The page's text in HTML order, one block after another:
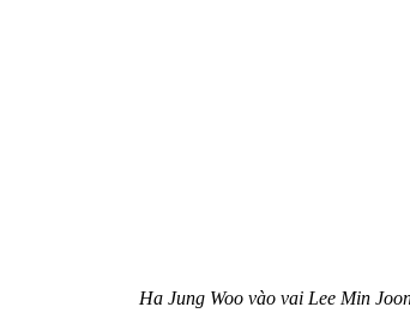
Ha Jung Woo vào vai Lee Min